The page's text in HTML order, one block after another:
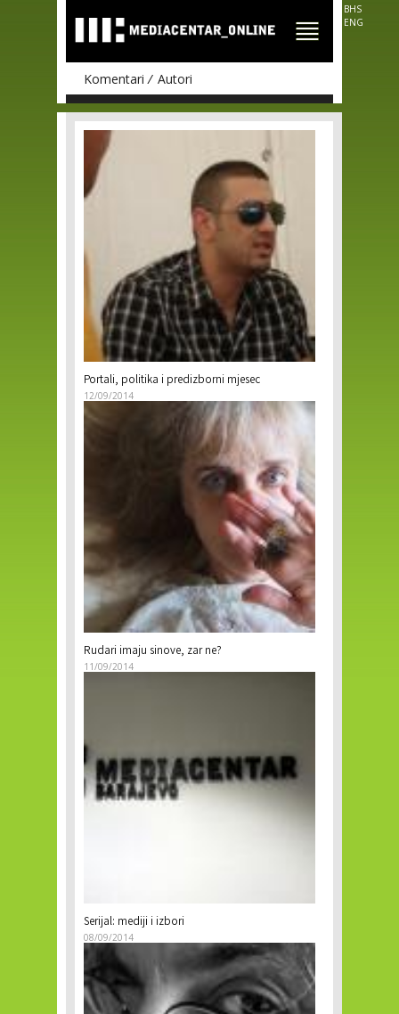
main
content
BHS
ENG
Komentari Autori
Portali, politika i predizborni mjesec
12/09/2014
Rudari imaju sinove, zar ne?
11/09/2014
Serijal: mediji i izbori
08/09/2014
Pages